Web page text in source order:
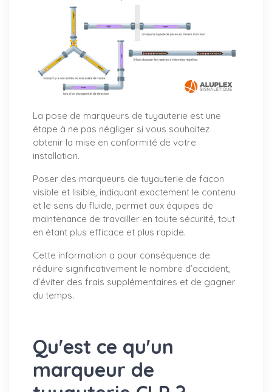
La pose de marqueurs de tuyauterie est une
étape à ne pas négliger si vous souhaitez
obtenir la mise en conformité de votre
installation.
Poser des marqueurs de tuyauterie de façon
visible et lisible, indiquant exactement le contenu
et le sens du fluide, permet aux équipes de
maintenance de travailler en toute sécurité, tout
en étant plus efficace et plus rapide.
Cette information a pour conséquence de
réduire significativement le nombre d’accident,
d’éviter des frais supplémentaires et de gagner
du temps.
Qu'est ce qu'un
marqueur de